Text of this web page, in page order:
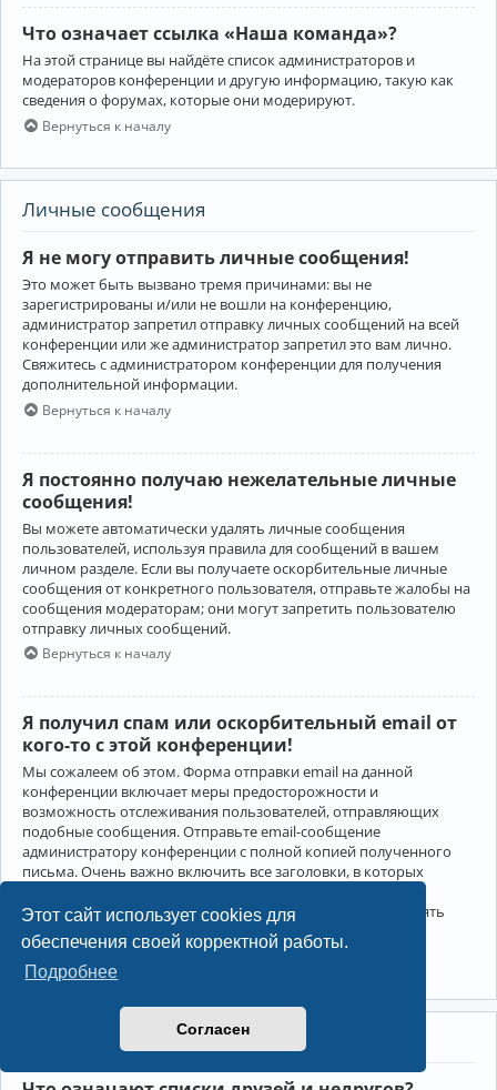
Этот сайт использует cookies для
обеспечения своей корректной работы.
Подробнее
Согласен
Что означает ссылка «Наша команда»?
На этой странице вы найдёте список администраторов и
модераторов конференции и другую информацию, такую как
сведения о форумах, которые они модерируют.
Вернуться к началу
Личные сообщения
Я не могу отправить личные сообщения!
Это может быть вызвано тремя причинами: вы не
зарегистрированы и/или не вошли на конференцию,
администратор запретил отправку личных сообщений на всей
конференции или же администратор запретил это вам лично.
Свяжитесь с администратором конференции для получения
дополнительной информации.
Вернуться к началу
Я постоянно получаю нежелательные личные
сообщения!
Вы можете автоматически удалять личные сообщения
пользователей, используя правила для сообщений в вашем
личном разделе. Если вы получаете оскорбительные личные
сообщения от конкретного пользователя, отправьте жалобы на
сообщения модераторам; они могут запретить пользователю
отправку личных сообщений.
Вернуться к началу
Я получил спам или оскорбительный email от
кого-то с этой конференции!
Мы сожалеем об этом. Форма отправки email на данной
конференции включает меры предосторожности и
возможность отслеживания пользователей, отправляющих
подобные сообщения. Отправьте email-сообщение
администратору конференции с полной копией полученного
письма. Очень важно включить все заголовки, в которых
Администратор конференции сможет в этом случае принять
меры.
Друзья и недруги